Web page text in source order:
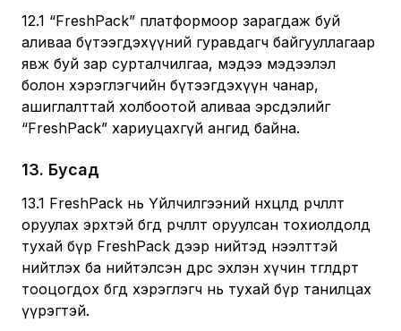
12.1 “FreshPack” платформоор зарагдаж буй
аливаа бүтээгдэхүүний гуравдагч байгууллагаар
явж буй зар сурталчилгаа, мэдээ мэдээлэл
болон хэрэглэгчийн бүтээгдэхүүн чанар,
ашиглалттай холбоотой аливаа эрсдэлийг
“FreshPack” хариуцахгүй ангид байна.
13. Бусад
13.1 FreshPack нь Үйлчилгээний нөхцөлд өөрчлөлт
оруулах эрхтэй бөгөөд өөрчлөлт оруулсан тохиолдолд
тухай бүр FreshPack дээр нийтэд нээлттэй
нийтлэх ба нийтэлсэн өдрөөс эхлэн хүчин төгөлдөрт
тооцогдох бөгөөд хэрэглэгч нь тухай бүр танилцах
үүрэгтэй.